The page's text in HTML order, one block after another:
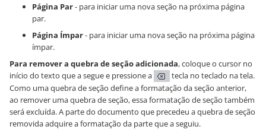
Página Par- para iniciar uma nova seção na próxima página
par.
Página Ímpar- para iniciar uma nova seção na próxima página
ímpar.
Para remover a quebra de seção adicionada, coloque o cursor no
início do texto que a segue e pressione a
tecla no teclado na tela.
Como uma quebra de seção define a formatação da seção anterior,
ao remover uma quebra de seção, essa formatação de seção também
será excluída. A parte do documento que precedeu a quebra de seção
removida adquire a formatação da parte que a seguiu.